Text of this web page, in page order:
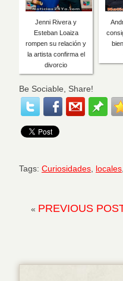
Jenni Rivera y
Esteban Loaiza
rompen su relación y
la artista confirma el
divorcio
Be Sociable, Share!
Tags: Curiosidades locales
« PREVIOUS